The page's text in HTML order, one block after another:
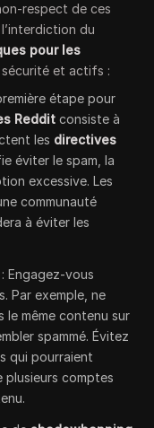
respect de ces
du
pour les
et actifs :
étape pour
Reddit consiste à
les directives
éviter le spam, la
excessive. Les
communauté
à éviter les
: Engagez-vous
Par exemple, ne
le même contenu sur
spammé. Évitez
qui pourraient
plusieurs comptes